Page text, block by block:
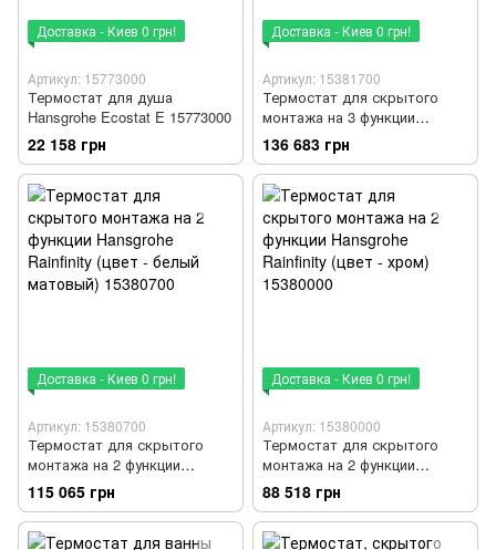
Доставка - Киев 0 грн!
Артикул: 15773000
Термостат для душа
Hansgrohe Ecostat E 15773000
22 158 грн
Доставка - Киев 0 грн!
Артикул: 15381700
Термостат для скрытого
монтажа на 3 функции
Hansgrohe Rainfinity (цвет -
белый матовый) 15381700
136 683 грн
Доставка - Киев 0 грн!
Артикул: 15380700
Термостат для скрытого
монтажа на 2 функции
Hansgrohe Rainfinity (цвет -
белый матовый) 15380700
115 065 грн
Доставка - Киев 0 грн!
Артикул: 15380000
Термостат для скрытого
монтажа на 2 функции
Hansgrohe Rainfinity (цвет -
хром) 15380000
88 518 грн